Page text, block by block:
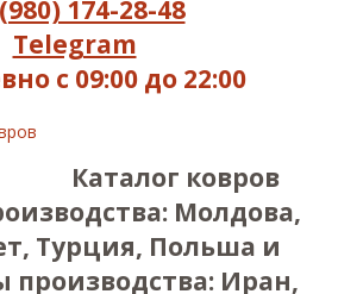
174-28-48
Telegram
с 09:00 до 22:00
Каталог ковров
Молдова,
Турция, Польша и
производства: Иран,